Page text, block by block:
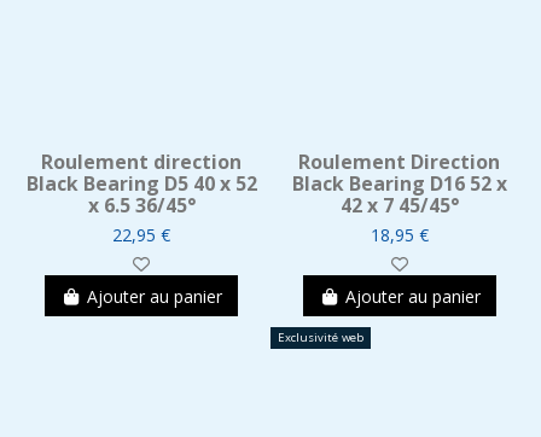
Roulement direction
Black Bearing D5 40 x 52
x 6.5 36/45°
22,95 €
Ajouter au panier
Roulement Direction
Black Bearing D16 52 x
42 x 7 45/45°
18,95 €
Ajouter au panier
Exclusivité web